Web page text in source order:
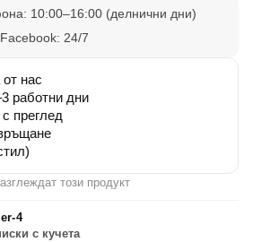
10:00–16:00 (делнични дни)
24/7
нас
работни дни
преглед
този продукт
4
с кучета